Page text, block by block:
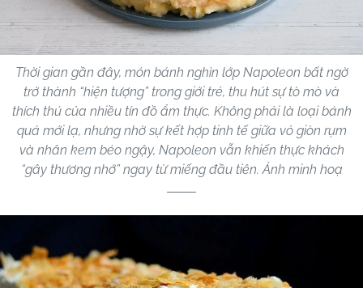
Thời gian gần đây, món bánh nghìn lớp Napoleon bất ngờ
trở thành “hiện tượng” trong giới trẻ, thu hút sự tò mò và
thích thú của nhiều tín đồ ẩm thực. Không phải là loại bánh
quá mới lạ, nhưng nhờ sự kết hợp tinh tế giữa vỏ giòn rụm
và nhân kem béo ngậy, Napoleon vẫn khiến thực khách
“gây thương nhớ” ngay từ miếng đầu tiên. Ảnh minh hoạ